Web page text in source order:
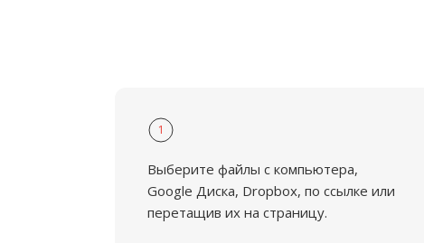
1
Выберите файлы с компьютера,
Google Диска, Dropbox, по ссылке или
перетащив их на страницу.